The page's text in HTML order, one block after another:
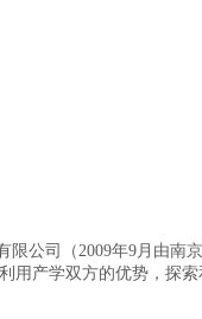
公司（2009年9月由
产学双方的优势，探